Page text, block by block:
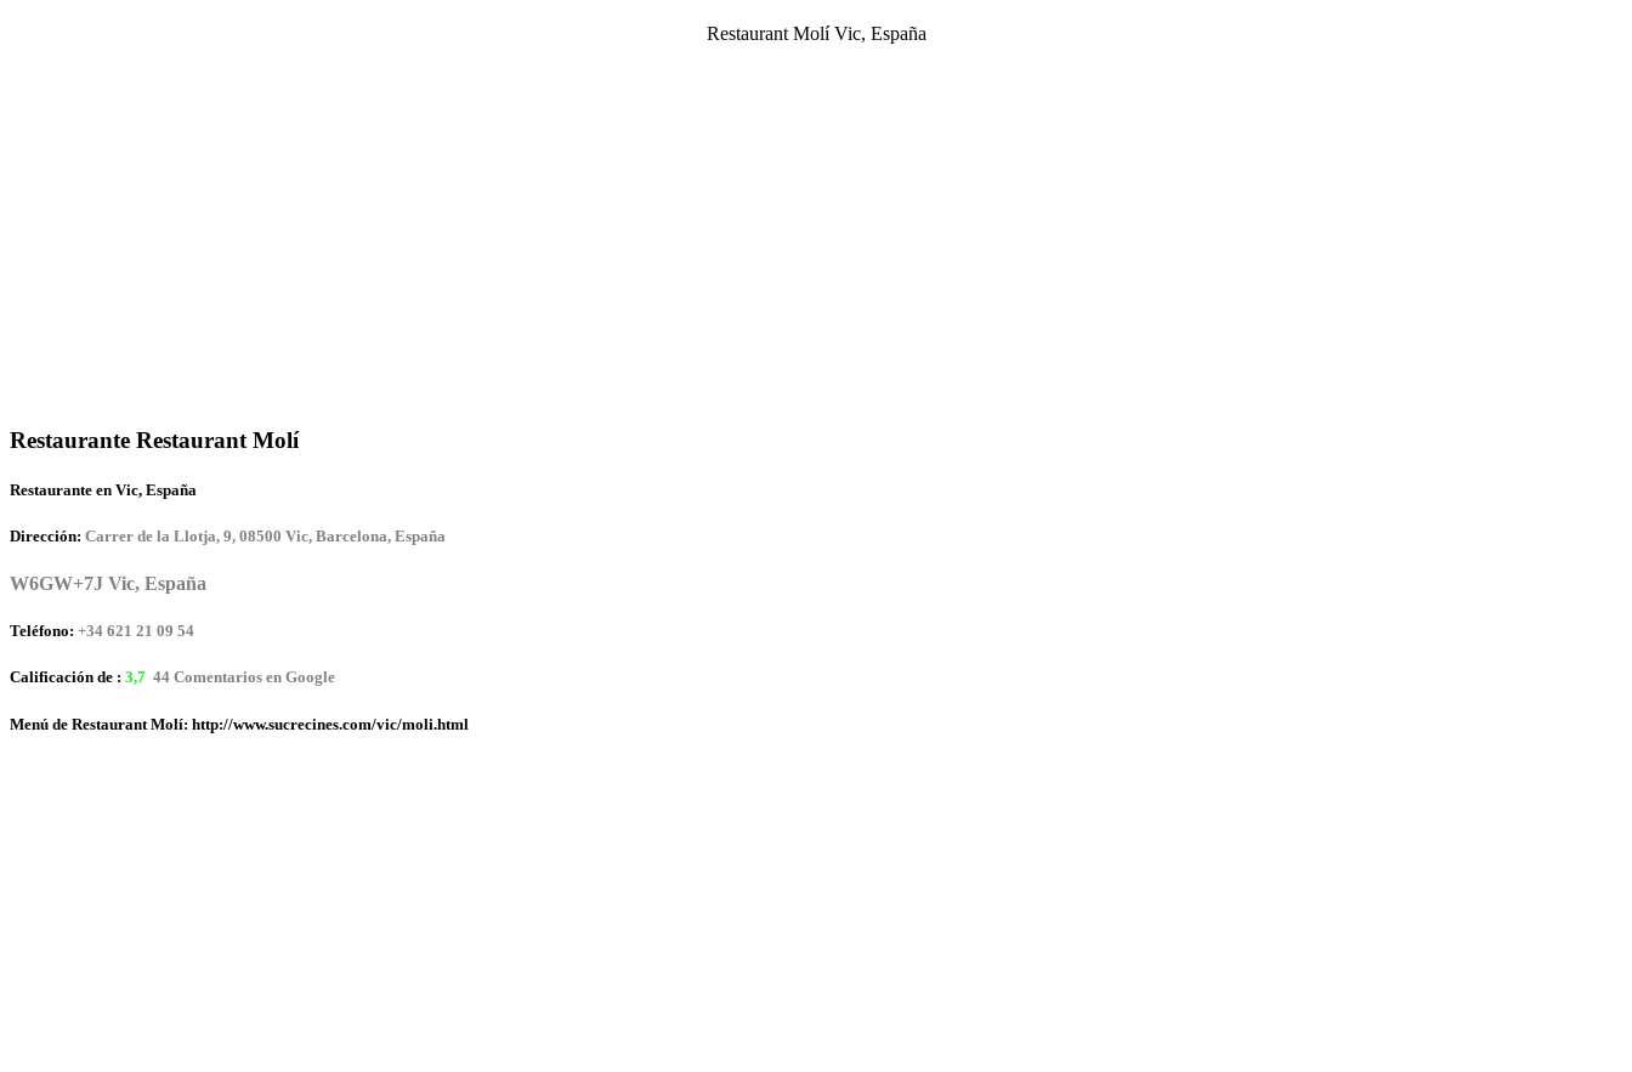
Restaurant Molí Vic, España
Restaurante Restaurant Molí
Restaurante en Vic, España
Dirección: Carrer de la Llotja, 9, 08500 Vic, Barcelona, España
W6GW+7J Vic, España
Teléfono: +34 621 21 09 54
Calificación de : 3,7 44 Comentarios en Google
Menú de Restaurant Molí: http://www.sucrecines.com/vic/moli.html